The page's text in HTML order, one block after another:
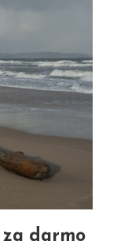
darmo